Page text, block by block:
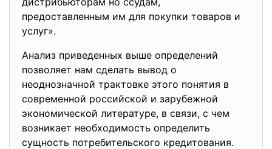
предоставленным им для покупки товаров и
услуг».
Анализ приведенных выше определений
позволяет нам сделать вывод о
неоднозначной трактовке этого понятия в
современной российской и зарубежной
экономической литературе, в связи, с чем
возникает необходимость определить
сущность потребительского кредитования.